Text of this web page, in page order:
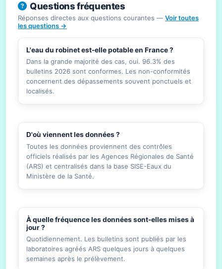
Questions fréquentes
Réponses directes aux questions courantes — Voir toutes
les questions →
L'eau du robinet est-elle potable en France ?
Dans la grande majorité des cas, oui. 96.3% des
bulletins 2026 sont conformes. Les non-conformités
concernent des dépassements souvent ponctuels et
localisés.
D'où viennent les données ?
Toutes les données proviennent des contrôles
officiels réalisés par les Agences Régionales de Santé
(ARS) et centralisés dans la base SISE-Eaux du
Ministère de la Santé.
À quelle fréquence les données sont-elles mises à
jour ?
Quotidiennement. Les bulletins sont publiés par les
laboratoires agréés ARS quelques jours à quelques
semaines après le prélèvement.